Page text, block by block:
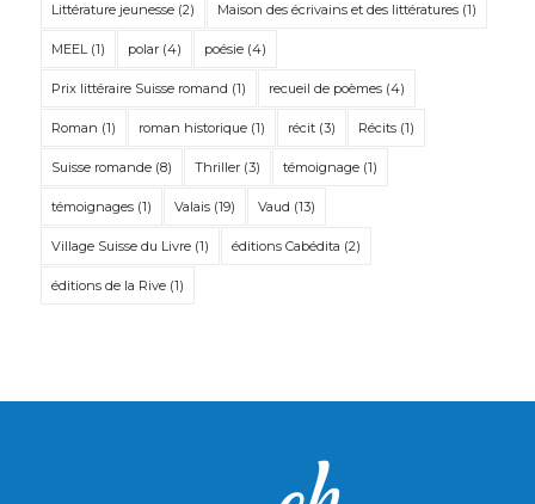
Littérature jeunesse(2) Maison des écrivains et des littératures(1)
MEEL(1) polar(4) poésie(4)
Prix littéraire Suisse romand (1) recueil de poèmes(4)
Roman (1) roman historique(1) récit(3) Récits(1)
Suisse romande(8) Thriller(3) témoignage(1)
témoignages(1) Valais(19) Vaud (13)
Village Suisse du Livre(1) éditions Cabédita (2)
éditions de la Rive(1)